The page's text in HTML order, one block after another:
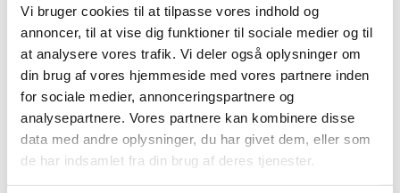
Vi bruger cookies til at tilpasse vores indhold og
annoncer, til at vise dig funktioner til sociale medier og til
at analysere vores trafik. Vi deler også oplysninger om
din brug af vores hjemmeside med vores partnere inden
for sociale medier, annonceringspartnere og
analysepartnere. Vores partnere kan kombinere disse
data med andre oplysninger, du har givet dem, eller som
de har indsamlet fra din brug af deres tjenester.
2011 (13)
november (1)
oktober (2)
september (2)
august (2)
juli (1)
juni (1)
maj (2)